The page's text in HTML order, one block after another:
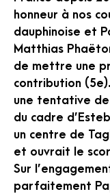
honneur à nos
dauphinoise et
Matthias
de mettre une
contribution
une tentative de
du cadre
un centre de
et ouvrait le
Sur
parfaitement